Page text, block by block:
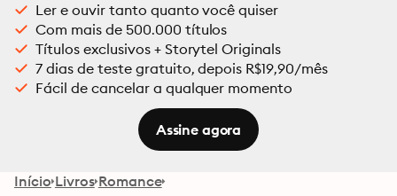
Ler e ouvir tanto quanto você quiser
Com mais de 500.000 títulos
Títulos exclusivos + Storytel Originals
7 dias de teste gratuito, depois R$19,90/mês
Fácil de cancelar a qualquer momento
Assine agora
Início Livros Romance